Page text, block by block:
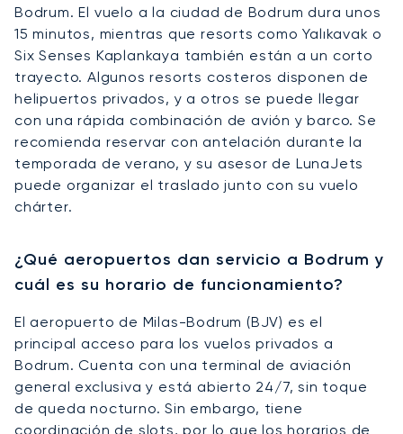
Bodrum. El vuelo a la ciudad de Bodrum dura unos
15 minutos, mientras que resorts como Yalıkavak o
Six Senses Kaplankaya también están a un corto
trayecto. Algunos resorts costeros disponen de
helipuertos privados, y a otros se puede llegar
con una rápida combinación de avión y barco. Se
recomienda reservar con antelación durante la
temporada de verano, y su asesor de LunaJets
puede organizar el traslado junto con su vuelo
chárter.
¿Qué aeropuertos dan servicio a Bodrum y
cuál es su horario de funcionamiento?
El aeropuerto de Milas-Bodrum (BJV) es el
principal acceso para los vuelos privados a
Bodrum. Cuenta con una terminal de aviación
general exclusiva y está abierto 24/7, sin toque
de queda nocturno. Sin embargo, tiene
coordinación de slots, por lo que los horarios de